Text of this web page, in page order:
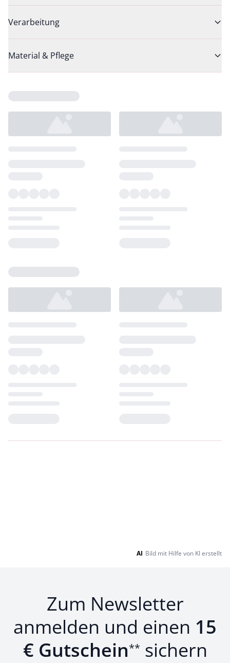
Verarbeitung
Material & Pflege
AI Bild mit Hilfe von KI erstellt
Zum Newsletter
anmelden und einen 15
€ Gutschein** sichern